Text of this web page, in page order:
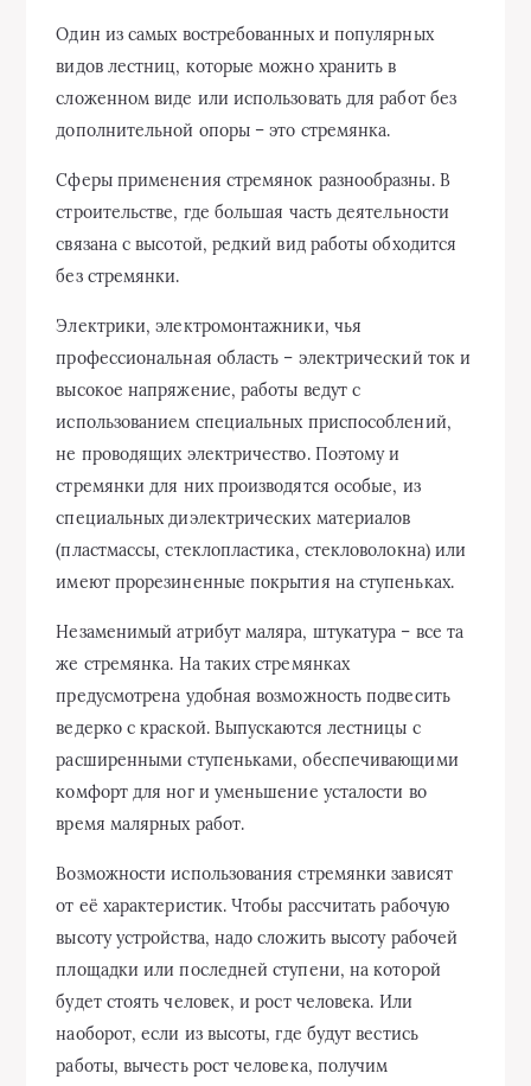
Один из самых востребованных и популярных
видов лестниц, которые можно хранить в
сложенном виде или использовать для работ без
дополнительной опоры – это стремянка.
Сферы применения стремянок разнообразны. В
строительстве, где большая часть деятельности
связана с высотой, редкий вид работы обходится
без стремянки.
Электрики, электромонтажники, чья
профессиональная область – электрический ток и
высокое напряжение, работы ведут с
использованием специальных приспособлений,
не проводящих электричество. Поэтому и
стремянки для них производятся особые, из
специальных диэлектрических материалов
(пластмассы, стеклопластика, стекловолокна) или
имеют прорезиненные покрытия на ступеньках.
Незаменимый атрибут маляра, штукатура – все та
же стремянка. На таких стремянках
предусмотрена удобная возможность подвесить
ведерко с краской. Выпускаются лестницы с
расширенными ступеньками, обеспечивающими
комфорт для ног и уменьшение усталости во
время малярных работ.
Возможности использования стремянки зависят
от её характеристик. Чтобы рассчитать рабочую
высоту устройства, надо сложить высоту рабочей
площадки или последней ступени, на которой
будет стоять человек, и рост человека. Или
наоборот, если из высоты, где будут вестись
работы, вычесть рост человека, получим